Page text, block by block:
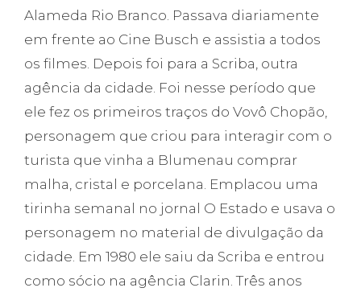
Alameda Rio Branco. Passava diariamente
em frente ao Cine Busch e assistia a todos
os filmes. Depois foi para a Scriba, outra
agência da cidade. Foi nesse período que
ele fez os primeiros traços do Vovô Chopão,
personagem que criou para interagir com o
turista que vinha a Blumenau comprar
malha, cristal e porcelana. Emplacou uma
tirinha semanal no jornal O Estado e usava o
personagem no material de divulgação da
cidade. Em 1980 ele saiu da Scriba e entrou
como sócio na agência Clarin. Três anos